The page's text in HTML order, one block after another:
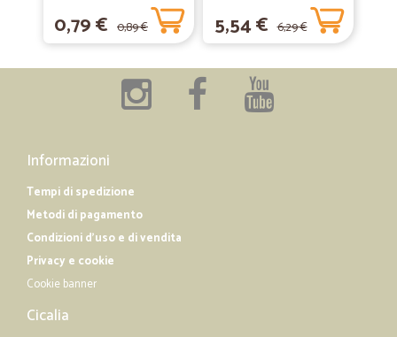
0,79 € 0,89 € 5,54 € 6,29 €
Informazioni
Tempi di spedizione
Metodi di pagamento
Condizioni d'uso e di vendita
Privacy e cookie
Cookie banner
Cicalia